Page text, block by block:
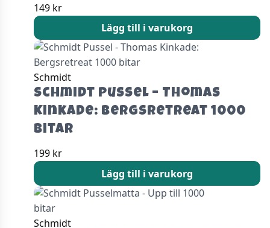
149 kr
Lägg till i varukorg
Schmidt
Schmidt Pussel – Thomas
Kinkade: Bergsretreat 1000
bitar
199 kr
Lägg till i varukorg
Schmidt